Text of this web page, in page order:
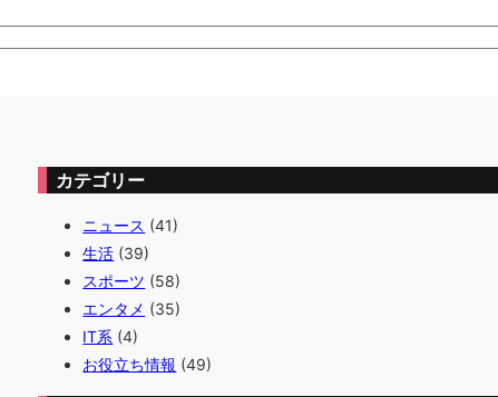
カテゴリー
ニュース (41)
生活 (39)
スポーツ (58)
エンタメ (35)
IT系 (4)
お役立ち情報 (49)